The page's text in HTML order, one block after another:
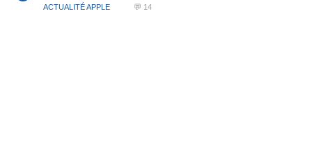
ACTUALITÉ APPLE 💬 14